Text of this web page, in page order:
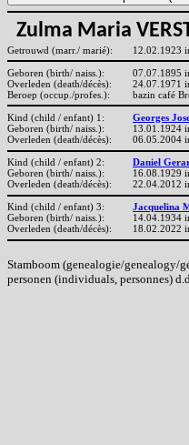
Zulma Maria
Getrouwd (marr./ marié): 12.02.1923
Geboren (birth/ naiss.):
07.07.1895
Overleden (death/décès):
24.07.1971
Beroep (occup./profes.):
bazin café
Kind (child / enfant) 1:
Georges
Geboren (birth/ naiss.):
13.01.1924
Overleden (death/décès):
06.05.2004
Kind (child / enfant) 2:
Daniel
Geboren (birth/ naiss.):
16.08.1929
Overleden (death/décès):
22.04.2012
Kind (child / enfant) 3:
Jacquelina
Geboren (birth/ naiss.):
14.04.1934
Overleden (death/décès):
18.02.2022
Stamboom (genealogie/genealogy/
personen (individuals, personnes)